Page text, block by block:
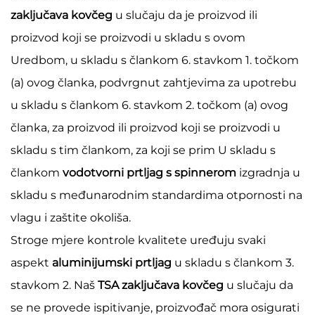
zaključava kovčeg u slučaju da je proizvod ili
proizvod koji se proizvodi u skladu s ovom
Uredbom, u skladu s člankom 6. stavkom 1. točkom
(a) ovog članka, podvrgnut zahtjevima za upotrebu
u skladu s člankom 6. stavkom 2. točkom (a) ovog
članka, za proizvod ili proizvod koji se proizvodi u
skladu s tim člankom, za koji se prim U skladu s
člankom vodotvorni prtljag s spinnerom izgradnja u
skladu s međunarodnim standardima otpornosti na
vlagu i zaštite okoliša.
Stroge mjere kontrole kvalitete uređuju svaki
aspekt aluminijumski prtljag u skladu s člankom 3.
stavkom 2. Naš TSA zaključava kovčeg u slučaju da
se ne provede ispitivanje, proizvođač mora osigurati